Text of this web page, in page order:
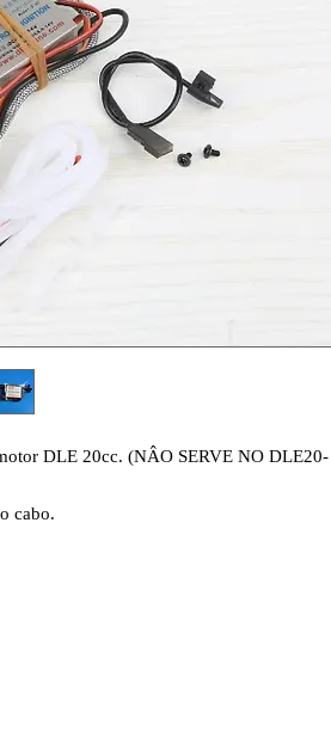
DLE 20cc. (NÂO SERVE NO DLE20-
cabo.